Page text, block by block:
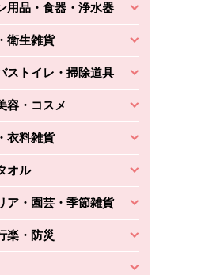
用品・食器・浄水器
衛生雑貨
ストイレ・掃除道具
容・コスメ
衣料雑貨
オル
ア・園芸・季節雑貨
楽・防災